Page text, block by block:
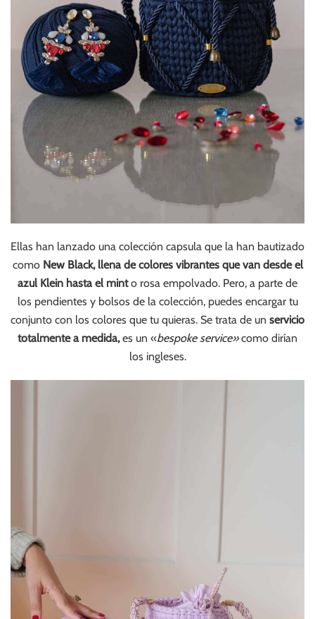
Ellas han lanzado una colección capsula que la han bautizado
como New Black, llena de colores vibrantes que van desde el
azul Klein hasta el minto rosa empolvado. Pero, a parte de
los pendientes y bolsos de la colección, puedes encargar tu
conjunto con los colores que tu quieras. Se trata de un servicio
totalmente a medida,es un «bespoke service»como dirían
los ingleses.